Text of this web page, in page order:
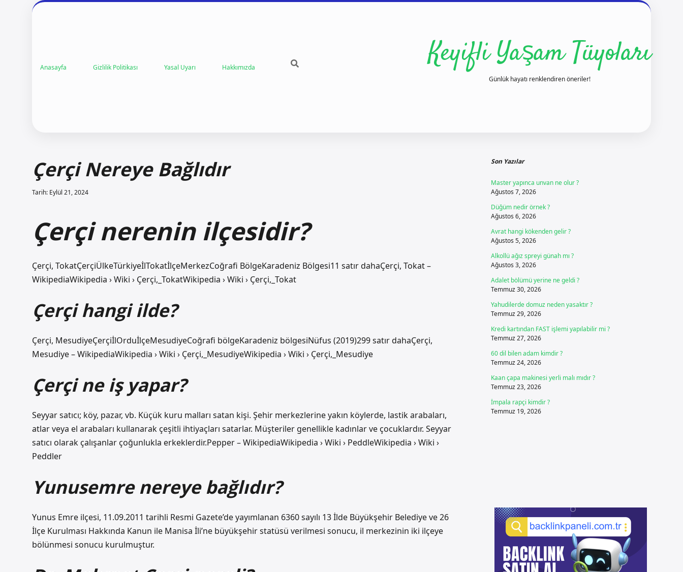
Anasayfa Gizlilik Politikası Yasal Uyarı Hakkımızda Keyifli Yaşam Tüyoları
Günlük hayatı renklendiren öneriler!
Çerçi Nereye Bağlıdır
Tarih: Eylül 21, 2024
Çerçi nerenin ilçesidir?
Çerçi, TokatÇerçiÜlkeTürkiyeİlTokatİlçeMerkezCoğrafi BölgeKaradeniz Bölgesi11 satır dahaÇerçi, Tokat –
WikipediaWikipedia › Wiki › Çerçi,_TokatWikipedia › Wiki › Çerçi,_Tokat
Çerçi hangi ilde?
Çerçi, MesudiyeÇerçiİlOrduİlçeMesudiyeCoğrafi bölgeKaradeniz bölgesiNüfus (2019)299 satır dahaÇerçi,
Mesudiye – WikipediaWikipedia › Wiki › Çerçi,_MesudiyeWikipedia › Wiki › Çerçi,_Mesudiye
Çerçi ne iş yapar?
Seyyar satıcı; köy, pazar, vb. Küçük kuru malları satan kişi. Şehir merkezlerine yakın köylerde, lastik arabaları,
atlar veya el arabaları kullanarak çeşitli ihtiyaçları satarlar. Müşteriler genellikle kadınlar ve çocuklardır. Seyyar
satıcı olarak çalışanlar çoğunlukla erkeklerdir.Pepper – WikipediaWikipedia › Wiki › PeddleWikipedia › Wiki ›
Peddler
Yunusemre nereye bağlıdır?
Yunus Emre ilçesi, 11.09.2011 tarihli Resmi Gazete’de yayımlanan 6360 sayılı 13 İlde Büyükşehir Belediye ve 26
İlçe Kurulması Hakkında Kanun ile Manisa İli’ne büyükşehir statüsü verilmesi sonucu, il merkezinin iki ilçeye
bölünmesi sonucu kurulmuştur.
Son Yazılar
Master yapınca unvan ne olur ?
Ağustos 7, 2026
Düğüm nedir örnek ?
Ağustos 6, 2026
Avrat hangi kökenden gelir ?
Ağustos 5, 2026
Alkollü ağız spreyi günah mı ?
Ağustos 3, 2026
Adalet bölümü yerine ne geldi ?
Temmuz 30, 2026
Yahudilerde domuz neden yasaktır ?
Temmuz 29, 2026
Kredi kartından FAST işlemi yapılabilir mi ?
Temmuz 27, 2026
60 dil bilen adam kimdir ?
Temmuz 24, 2026
Kaan çapa makinesi yerli malı mıdır ?
Temmuz 23, 2026
İmpala rapçi kimdir ?
Temmuz 19, 2026